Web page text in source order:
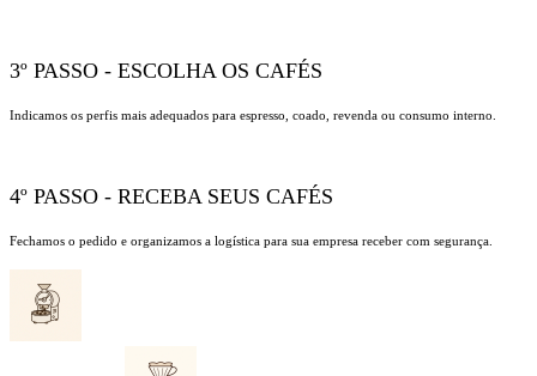
3º PASSO - ESCOLHA OS CAFÉS
Indicamos os perfis mais adequados para espresso, coado, revenda ou consumo interno.
4º PASSO - RECEBA SEUS CAFÉS
Fechamos o pedido e organizamos a logística para sua empresa receber com segurança.